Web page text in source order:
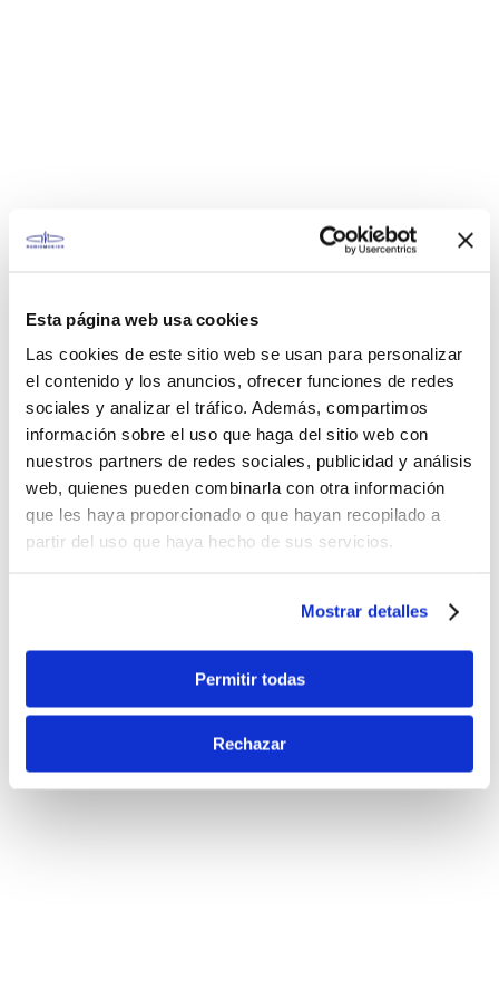
Esta página web usa cookies
Las cookies de este sitio web se usan para personalizar
el contenido y los anuncios, ofrecer funciones de redes
sociales y analizar el tráfico. Además, compartimos
información sobre el uso que haga del sitio web con
nuestros partners de redes sociales, publicidad y análisis
web, quienes pueden combinarla con otra información
que les haya proporcionado o que hayan recopilado a
partir del uso que haya hecho de sus servicios.
Mostrar detalles
Permitir todas
Rechazar